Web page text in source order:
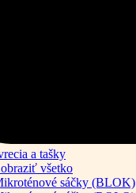
a tašky
všetko
sáčky (BLOK)